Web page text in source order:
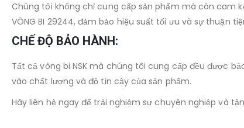
Chúng tôi không chỉ cung cấp sản phẩm mà còn cam
VÒNG BI 29244, đảm bảo hiệu suất tối ưu và sự thuận
CHẾ ĐỘ BẢO HÀNH:
Tất cả vòng bi NSK mà chúng tôi cung cấp đều được
vào chất lượng và độ tin cậy của sản phẩm.
Hãy liên hệ ngay để trải nghiệm sự chuyên nghiệp và